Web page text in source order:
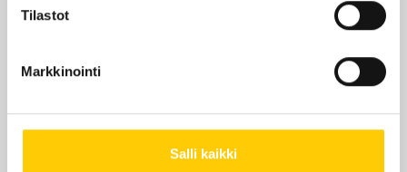
Tilastot
Markkinointi
Salli kaikki
Edut ja tarjoukset